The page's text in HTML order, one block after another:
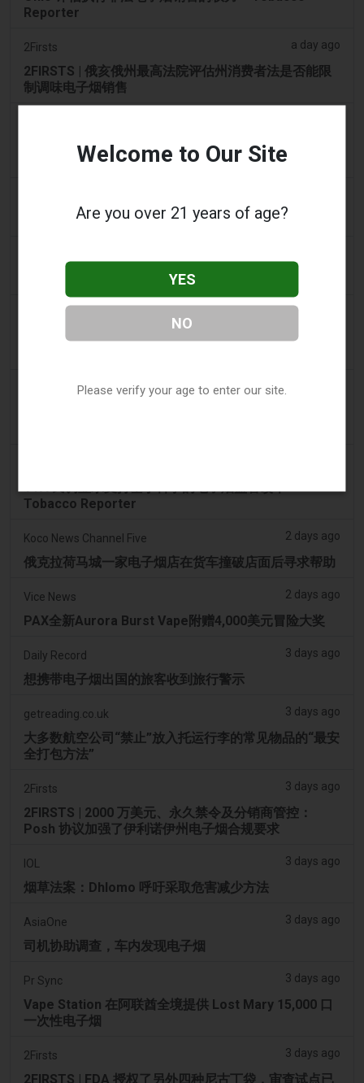
Reporter
2Firsts a day ago
2FIRSTS | 俄亥俄州最高法院评估州消费者法是否能限
制调味电子烟销售
男子承认参与犯罪集团，在 Lentor 的房屋和
Sembawang 的公寓中储存了 58,000 件电子烟制品
购物者声称：商业街上的电子烟店太多了
Dentsu 赢得南澳州戒烟与电子烟控制业务 - AdNews
2 days ago
拉梅洛·鲍尔的公寓因‘电子烟店’室内设计而在网上引发
Irish Examiner
Tobacco Reporter
Koco News Channel Five 2 days ago
俄克拉荷马城一家电子烟店在货车撞破店面后寻求帮助
Vice News 2 days ago
PAX全新Aurora Burst Vape附赠4,000美元冒险大奖
Daily Record 3 days ago
想携带电子烟出国的旅客收到旅行警示
getreading.co.uk 3 days ago
大多数航空公司“禁止”放入托运行李的常见物品的“最安
全打包方法”
2Firsts 3 days ago
2FIRSTS | 2000 万美元、永久禁令及分销商管控：
Posh 协议加强了伊利诺伊州电子烟合规要求
IOL 3 days ago
烟草法案：Dhlomo 呼吁采取危害减少方法
AsiaOne 3 days ago
司机协助调查，车内发现电子烟
Pr Sync 3 days ago
Vape Station 在阿联酋全境提供 Lost Mary 15,000 口
一次性电子烟
2Firsts 3 days ago
2FIRSTS | FDA 授权了另外四种尼古丁袋，审查试点已
Welcome to Our Site
Are you over 21 years of age?
YES
NO
Please verify your age to enter our site.